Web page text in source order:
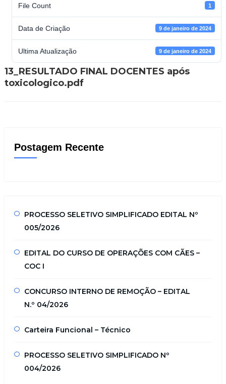
File Count 1
Data de Criação 9 de janeiro de 2024
Ultima Atualização 9 de janeiro de 2024
13_RESULTADO FINAL DOCENTES após
toxicologico.pdf
Postagem Recente
PROCESSO SELETIVO SIMPLIFICADO EDITAL Nº
005/2026
EDITAL DO CURSO DE OPERAÇÕES COM CÃES –
COC I
CONCURSO INTERNO DE REMOÇÃO – EDITAL
N.º 04/2026
Carteira Funcional – Técnico
PROCESSO SELETIVO SIMPLIFICADO Nº
004/2026